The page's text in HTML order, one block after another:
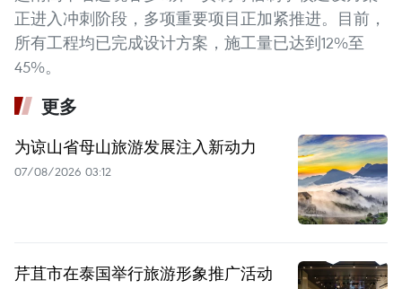
正进入冲刺阶段，多项重要项目正加紧推进。目前，
所有工程均已完成设计方案，施工量已达到12%至
45%。
更多
为谅山省母山旅游发展注入新动力
07/08/2026 03:12
芹苴市在泰国举行旅游形象推广活动